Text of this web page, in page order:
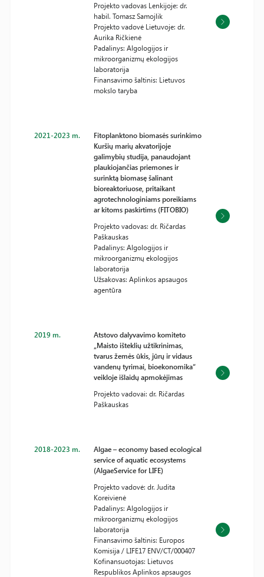
Projekto vadovas Lenkijoje: dr.
habil. Tomasz Samojlik
Projekto vadovė Lietuvoje: dr.
Aurika Ričkienė
Padalinys: Algologijos ir
mikroorganizmų ekologijos
laboratorija
Finansavimo šaltinis: Lietuvos
mokslo taryba
2021-2023 m.
Fitoplanktono biomasės surinkimo
Kuršių marių akvatorijoje
galimybių studija, panaudojant
plaukiojančias priemones ir
surinktą biomasę šalinant
bioreaktoriuose, pritaikant
agrotechnologiniams poreikiams
ar kitoms paskirtims (FITOBIO)
Projekto vadovas: dr. Ričardas
Paškauskas
Padalinys: Algologijos ir
mikroorganizmų ekologijos
laboratorija
Užsakovas: Aplinkos apsaugos
agentūra
2019 m.
Atstovo dalyvavimo komiteto
„Maisto išteklių užtikrinimas,
tvarus žemės ūkis, jūrų ir vidaus
vandenų tyrimai, bioekonomika“
veikloje išlaidų apmokėjimas
Projekto vadovai: dr. Ričardas
Paškauskas
2018-2023 m.
Algae – economy based ecological
service of aquatic ecosystems
(AlgaeService for LIFE)
Projekto vadovė: dr. Judita
Koreivienė
Padalinys: Algologijos ir
mikroorganizmų ekologijos
laboratorija
Finansavimo šaltinis: Europos
Komisija / LIFE17 ENV/CT/000407
Kofinansuotojas: Lietuvos
Respublikos Aplinkos apsaugos